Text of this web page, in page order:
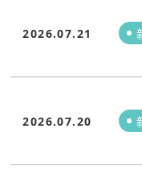
2026.07.21
2026.07.20